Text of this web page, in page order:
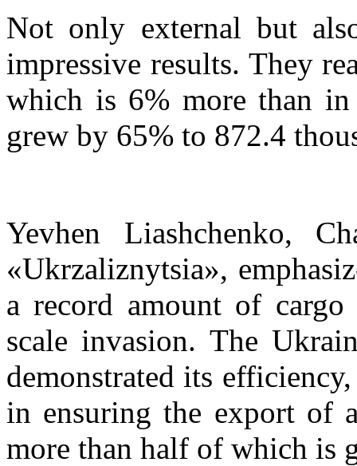
Not only external but
impressive results. They
which is 6% more than in
grew by 65% to 872.4
Yevhen Liashchenko,
«Ukrzaliznytsia»,
a record amount of
scale invasion. The
demonstrated its
in ensuring the export of
more than half of which is